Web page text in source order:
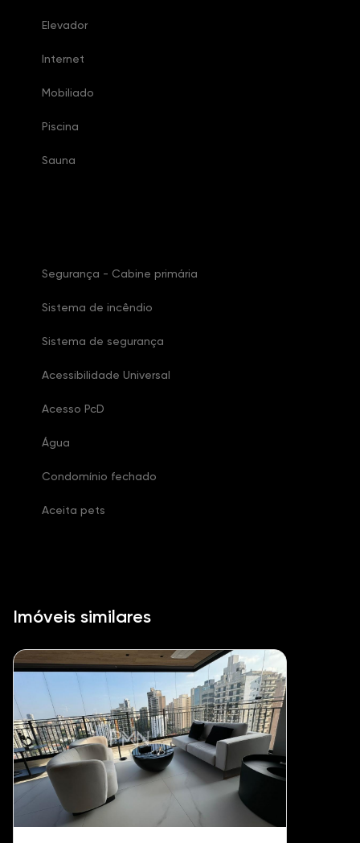
Elevador
Internet
Mobiliado
Piscina
Sauna
Segurança - Cabine primária
Sistema de incêndio
Sistema de segurança
Acessibilidade Universal
Acesso PcD
Água
Condomínio fechado
Aceita pets
Imóveis similares